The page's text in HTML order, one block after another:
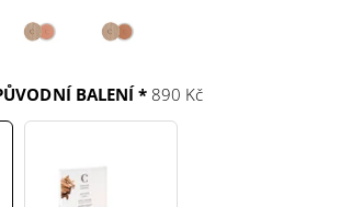
BALENÍ * 890 Kč